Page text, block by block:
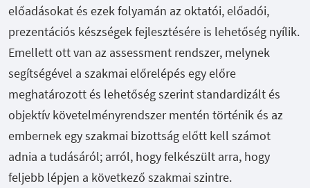
előadásokat és ezek folyamán az oktatói, előadói,
prezentációs készségek fejlesztésére is lehetőség nyílik.
Emellett ott van az assessment rendszer, melynek
segítségével a szakmai előrelépés egy előre
meghatározott és lehetőség szerint standardizált és
objektív követelményrendszer mentén történik és az
embernek egy szakmai bizottság előtt kell számot
adnia a tudásáról; arról, hogy felkészült arra, hogy
feljebb lépjen a következő szakmai szintre.